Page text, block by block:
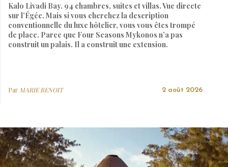
Kalo Livadi Bay. 94 chambres, suites et villas. Vue directe
sur l’Égée. Mais si vous cherchez la description
conventionnelle du luxe hôtelier, vous vous êtes trompé
de place. Parce que Four Seasons Mykonos n’a pas
construit un palais. Il a construit une extension.
Par MARIE BENOIT 2 août 2026